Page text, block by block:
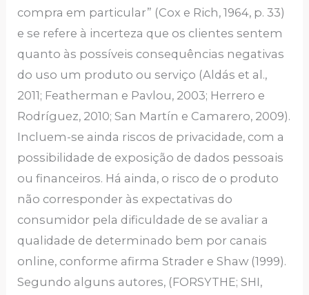
compra em particular” (Cox e Rich, 1964, p. 33)
e se refere à incerteza que os clientes sentem
quanto às possíveis consequências negativas
do uso um produto ou serviço (Aldás et al.,
2011; Featherman e Pavlou, 2003; Herrero e
Rodríguez, 2010; San Martín e Camarero, 2009).
Incluem-se ainda riscos de privacidade, com a
possibilidade de exposição de dados pessoais
ou financeiros. Há ainda, o risco de o produto
não corresponder às expectativas do
consumidor pela dificuldade de se avaliar a
qualidade de determinado bem por canais
online, conforme afirma Strader e Shaw (1999).
Segundo alguns autores, (FORSYTHE; SHI,